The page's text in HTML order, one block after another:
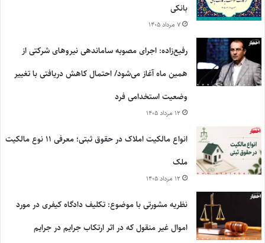
بانکی
۷ مرداد ۱۴۰۵
رفیع‌زاده: اجرای مصوبه ساماندهی نیروهای شرکتی از
همین ماه آغاز می‌شود/ احتمال کاهش دریافتی با تغییر
وضعیت استخدامی فرد
۱۲ مرداد ۱۴۰۵
انواع مالکیت املاک در حقوق ثبتی؛ معرفی ۱۱ نوع مالکیت
ملک
۱۲ مرداد ۱۴۰۵
نظریه مشورتی با موضوع: تکلیف دادگاه کیفری در مورد
اموال غیر منقول که در اثر ارتکاب جرایم در جرایم